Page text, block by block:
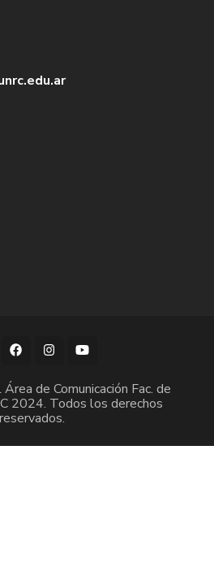
de Comunicación Fac. de
2024. Todos los derechos
reservados.